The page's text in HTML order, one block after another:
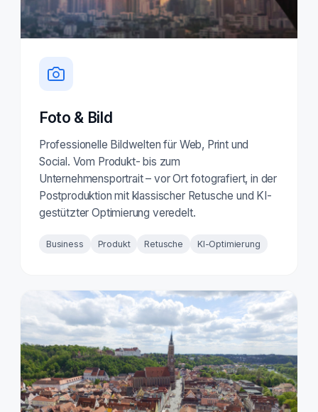
Foto & Bild
Professionelle Bildwelten für Web, Print und
Social. Vom Produkt- bis zum
Unternehmensportrait – vor Ort fotografiert, in der
Postproduktion mit klassischer Retusche und KI-
gestützter Optimierung veredelt.
Business Produkt Retusche KI-Optimierung